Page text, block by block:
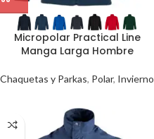
Micropolar Practical Line
Manga Larga Hombre
Chaquetas y Parkas, Polar, Invierno